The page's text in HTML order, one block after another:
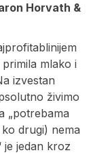
Horvath &
mlako i
izvestan
živimo
„potrebama
drugi) nema
je jedan kroz